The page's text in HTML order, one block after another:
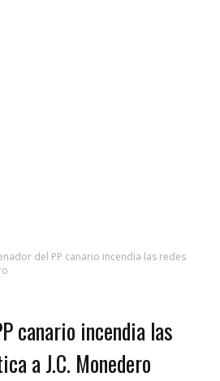
del PP canario incendia las redes
canario incendia las
a J.C. Monedero